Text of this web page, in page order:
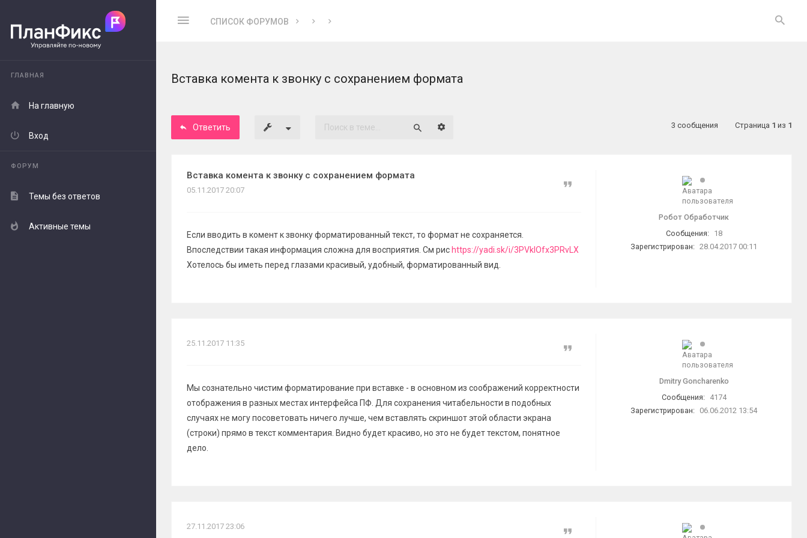
СПИСОК ФОРУМОВ
ГЛАВНАЯ
На главную
Вход
ФОРУМ
Темы без ответов
Активные темы
Вставка комента к звонку с сохранением формата
Ответить
Расширенный поиск 3 сообщения Страница 1 из 1
Робот Обработчик
Сообщения:
18
Зарегистрирован: 28.04.2017 00:11
Вставка комента к звонку с сохранением формата
Цитата
05.11.2017 20:07
Если вводить в комент к звонку форматированный текст, то формат не сохраняется.
Впоследствии такая информация сложна для восприятия. См рис https://yadi.sk/i/3PVkIOfx3PRvLX
Хотелось бы иметь перед глазами красивый, удобный, форматированный вид.
Dmitry Goncharenko
Сообщения:
4174
Зарегистрирован:
06.06.2012 13:54
Цитата
25.11.2017 11:35
Мы сознательно чистим форматирование при вставке - в основном из соображений корректности
отображения в разных местах интерфейса ПФ. Для сохранения читабельности в подобных
случаях не могу посоветовать ничего лучше, чем вставлять скриншот этой области экрана
(строки) прямо в текст комментария. Видно будет красиво, но это не будет текстом, понятное
дело.
Цитата
27.11.2017 23:06